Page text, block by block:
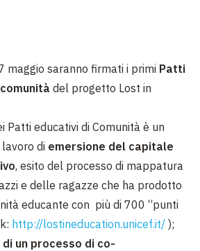
maggio saranno firmati i primi Patti
del progetto Lost in
Patti educativi di Comunità è un
di emersione del capitale
, esito del processo di mappatura
e delle ragazze che ha prodotto
educante con più di 700 “punti
http://lostineducation.unicef.it/ );
di un processo di co-